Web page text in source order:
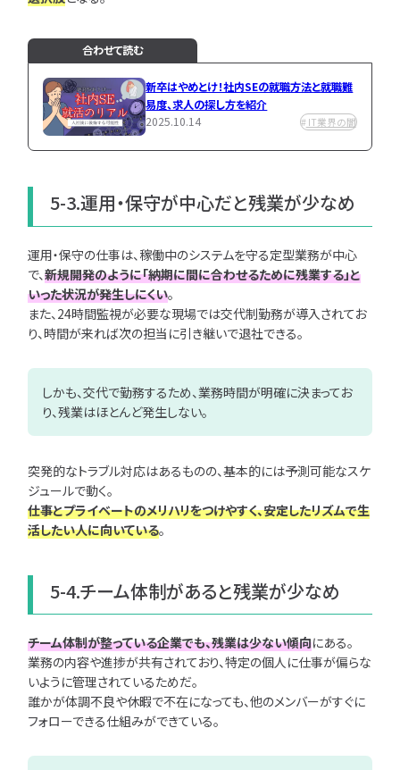
合わせて読む
新卒はやめとけ！社内SEの就職方法と就職難
易度、求人の探し方を紹介
2025.10.14
IT業界の闇
5-3.運用・保守が中心だと残業が少なめ
運用・保守の仕事は、稼働中のシステムを守る定型業務が中心
で、新規開発のように「納期に間に合わせるために残業する」と
いった状況が発生しにくい。
また、24時間監視が必要な現場では交代制勤務が導入されてお
り、時間が来れば次の担当に引き継いで退社できる。
しかも、交代で勤務するため、業務時間が明確に決まってお
り、残業はほとんど発生しない。
突発的なトラブル対応はあるものの、基本的には予測可能なスケ
ジュールで動く。
仕事とプライベートのメリハリをつけやすく、安定したリズムで生
活したい人に向いている。
5-4.チーム体制があると残業が少なめ
チーム体制が整っている企業でも、残業は少ない傾向にある。
業務の内容や進捗が共有されており、特定の個人に仕事が偏らな
いように管理されているためだ。
誰かが体調不良や休暇で不在になっても、他のメンバーがすぐに
フォローできる仕組みができている。